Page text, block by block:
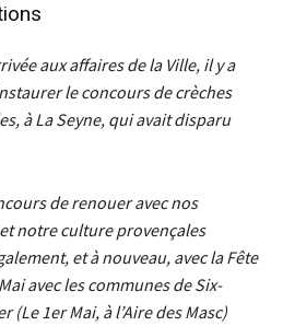
aux affaires de la Ville, il y a
le concours de crèches
à La Seyne, qui avait disparu
de renouer avec nos
notre culture provençales
et à nouveau, avec la Fête
avec les communes de Six-
(Le 1er Mai, à l’Aire des Masc)